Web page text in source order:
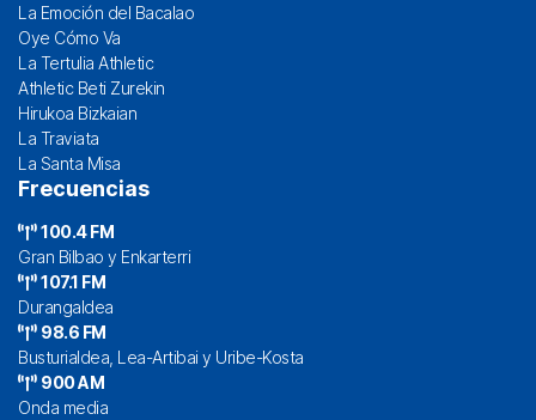
La Emoción del Bacalao
Oye Cómo Va
La Tertulia Athletic
Athletic Beti Zurekin
Hirukoa Bizkaian
La Traviata
La Santa Misa
Frecuencias
100.4 FM
Gran Bilbao y Enkarterri
107.1 FM
Durangaldea
98.6 FM
Busturialdea, Lea-Artibai y Uribe-Kosta
900 AM
Onda media